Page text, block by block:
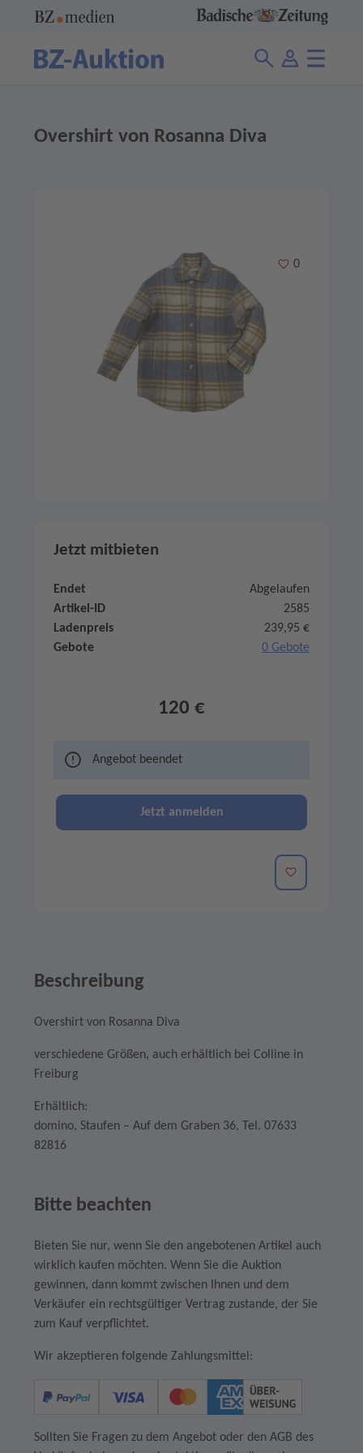
Overshirt von Rosanna Diva
Merken
0
Jetzt mitbieten
Endet
Abgelaufen
Artikel-ID
2585
Ladenpreis
239,95 €
Gebote
0 Gebote
120 €
Angebot beendet
Jetzt anmelden
Merken
Beschreibung
Overshirt von Rosanna Diva
verschiedene Größen, auch erhältlich bei Colline in
Freiburg
Erhältlich:
domino, Staufen – Auf dem Graben 36, Tel. 07633
82816
Bitte beachten
Bieten Sie nur, wenn Sie den angebotenen Artikel auch
wirklich kaufen möchten. Wenn Sie die Auktion
gewinnen, dann kommt zwischen Ihnen und dem
Verkäufer ein rechtsgültiger Vertrag zustande, der Sie
zum Kauf verpflichtet.
Wir akzeptieren folgende Zahlungsmittel:
Sollten Sie Fragen zu dem Angebot oder den AGB des